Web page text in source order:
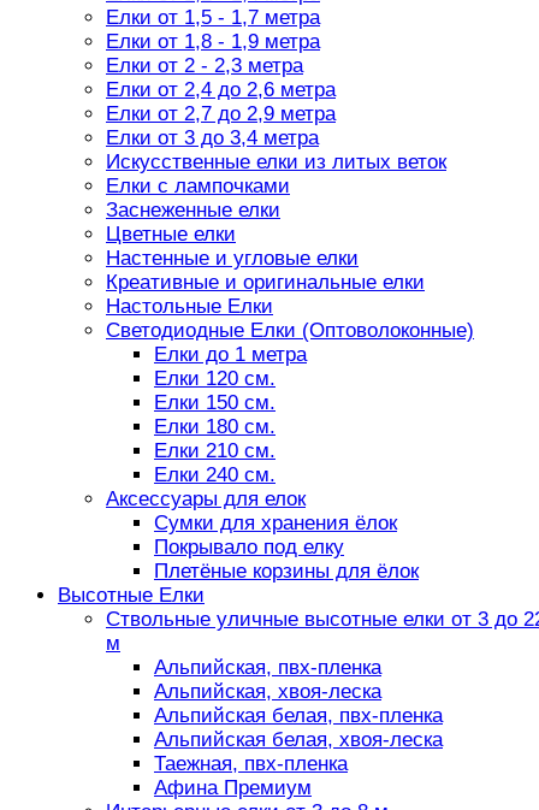
Елки от 1,5 - 1,7 метра
Елки от 1,8 - 1,9 метра
Елки от 2 - 2,3 метра
Елки от 2,4 до 2,6 метра
Елки от 2,7 до 2,9 метра
Елки от 3 до 3,4 метра
Искусственные елки из литых веток
Елки с лампочками
Заснеженные елки
Цветные елки
Настенные и угловые елки
Креативные и оригинальные елки
Настольные Елки
Светодиодные Елки (Оптоволоконные)
Елки до 1 метра
Елки 120 см.
Елки 150 см.
Елки 180 см.
Елки 210 см.
Елки 240 см.
Аксессуары для елок
Сумки для хранения ёлок
Покрывало под елку
Плетёные корзины для ёлок
Высотные Елки
Ствольные уличные высотные елки от 3 до
м
Альпийская, пвх-пленка
Альпийская, хвоя-леска
Альпийская белая, пвх-пленка
Альпийская белая, хвоя-леска
Таежная, пвх-пленка
Афина Премиум